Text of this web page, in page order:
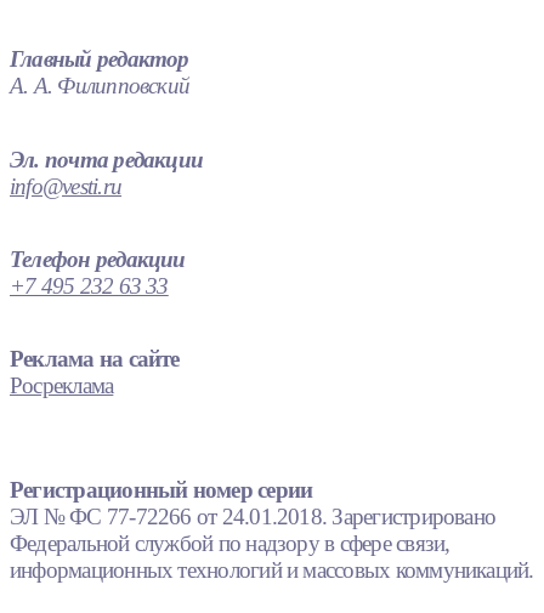
Главный редактор
А. А. Филипповский
Эл. почта редакции
info@vesti.ru
Телефон редакции
+7 495 232 63 33
Реклама на сайте
Росреклама
Регистрационный номер серии
ЭЛ № ФС 77-72266 от 24.01.2018. Зарегистрировано
Федеральной службой по надзору в сфере связи,
информационных технологий и массовых коммуникаций.